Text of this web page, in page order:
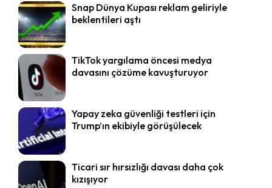
Snap Dünya Kupası reklam geliriyle
beklentileri aştı
TikTok yargılama öncesi medya
davasını çözüme kavuşturuyor
Yapay zeka güvenliği testleri için
Trump’ın ekibiyle görüşülecek
Ticari sır hırsızlığı davası daha çok
kızışıyor